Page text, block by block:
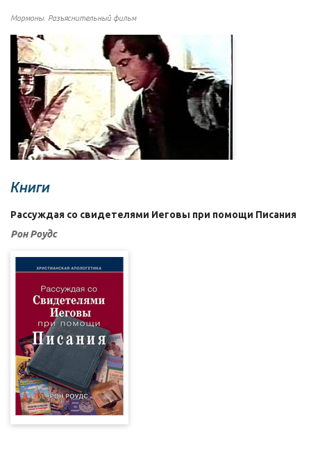
Мормоны. Разъяснительный фильм
Книги
Рассуждая со свидетелями Иеговы при помощи Писания
Рон Роудс